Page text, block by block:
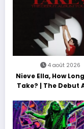
4 août 2026
Nieve Ella, How
Take? | The Debut